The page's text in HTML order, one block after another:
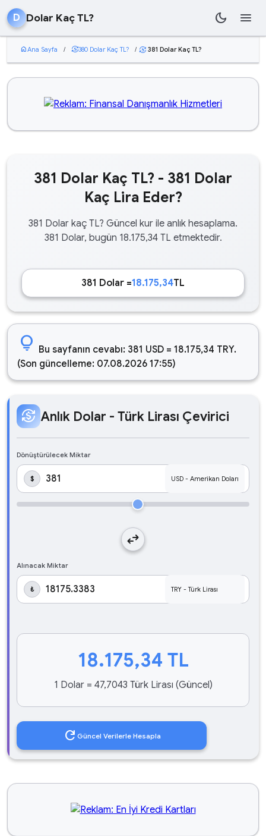
D Dolar Kaç TL? dark_mode menu
homeAna Sayfa / currency_exchange380 Dolar Kaç TL? / currency_exchange 381 Dolar Kaç TL?
381 Dolar Kaç TL? - 381 Dolar
Kaç Lira Eder?
381 Dolar kaç TL? Güncel kur ile anlık hesaplama.
381 Dolar, bugün 18.175,34 TL etmektedir.
381 Dolar =18.175,34TL
lightbulb Bu sayfanın cevabı: 381 USD = 18.175,34 TRY.
(Son güncelleme: 07.08.2026 17:55)
currency_exchange Anlık Dolar - Türk Lirası Çevirici
Dönüştürülecek Miktar
$
swap_horiz
Alınacak Miktar
₺
18.175,34 TL
1 Dolar = 47,7043 Türk Lirası (Güncel)
refresh Güncel Verilerle Hesapla